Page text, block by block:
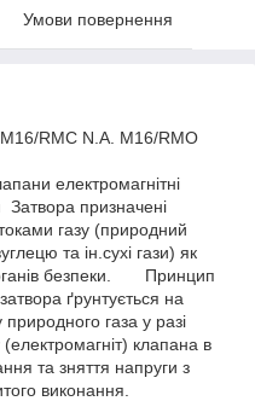
Умови повернення
RMC N.A. M16/RMO
електромагнітні
Затвора призначені
газу (природний
та ін.сухі гази) як
безпеки. Принцип
ґрунтується на
газа у разі
клапана в
та зняття напруги з
виконання.